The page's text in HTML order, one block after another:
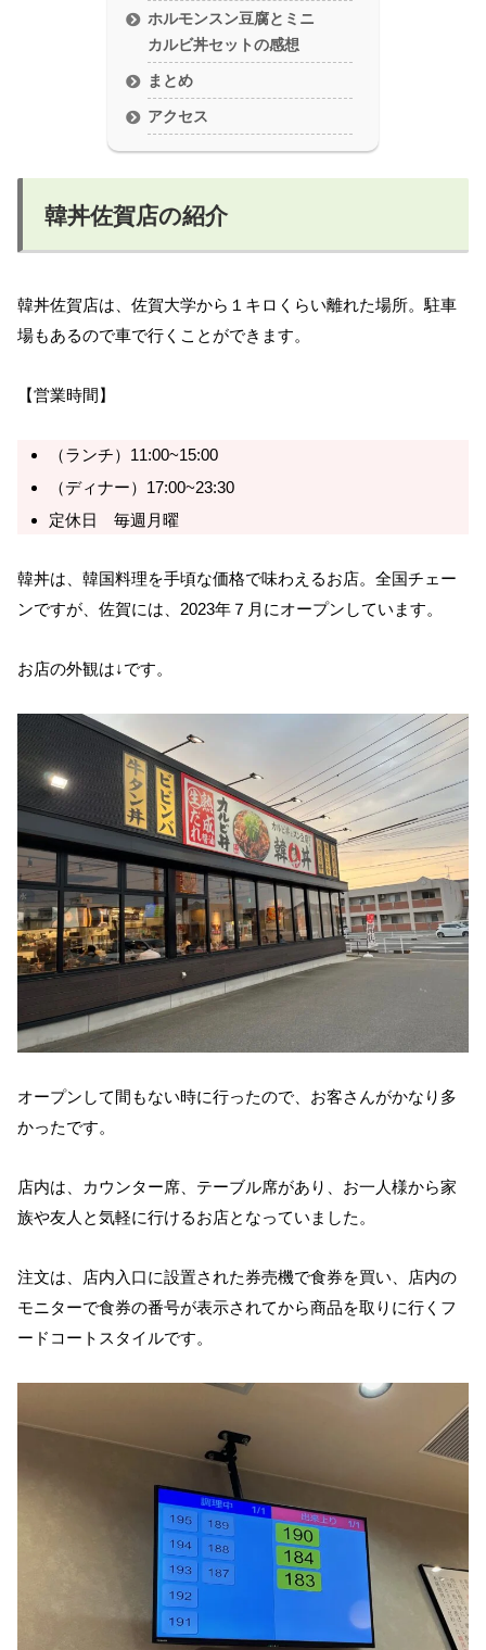
ホルモンスン豆腐とミニ
カルビ丼セットの感想
まとめ
アクセス
韓丼佐賀店の紹介
韓丼佐賀店は、佐賀大学から１キロくらい離れた場所。駐車
場もあるので車で行くことができます。
【営業時間】
（ランチ）11:00~15:00
（ディナー）17:00~23:30
定休日 毎週月曜
韓丼は、韓国料理を手頃な価格で味わえるお店。全国チェー
ンですが、佐賀には、2023年７月にオープンしています。
お店の外観は↓です。
オープンして間もない時に行ったので、お客さんがかなり多
かったです。
店内は、カウンター席、テーブル席があり、お一人様から家
族や友人と気軽に行けるお店となっていました。
注文は、店内入口に設置された券売機で食券を買い、店内の
モニターで食券の番号が表示されてから商品を取りに行くフ
ードコートスタイルです。